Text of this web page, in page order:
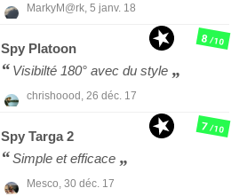
MarkyM@rk, 5 janv. 18
Spy Platoon
Visibilté 180° avec du style
chrishoood, 26 déc. 17
8/10
Spy Targa 2
Simple et efficace
Mesco, 30 déc. 17
7/10